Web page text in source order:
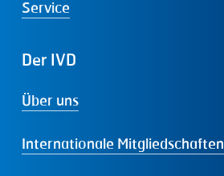
Service
Der IVD
Über uns
Internationale Mitgliedschaften